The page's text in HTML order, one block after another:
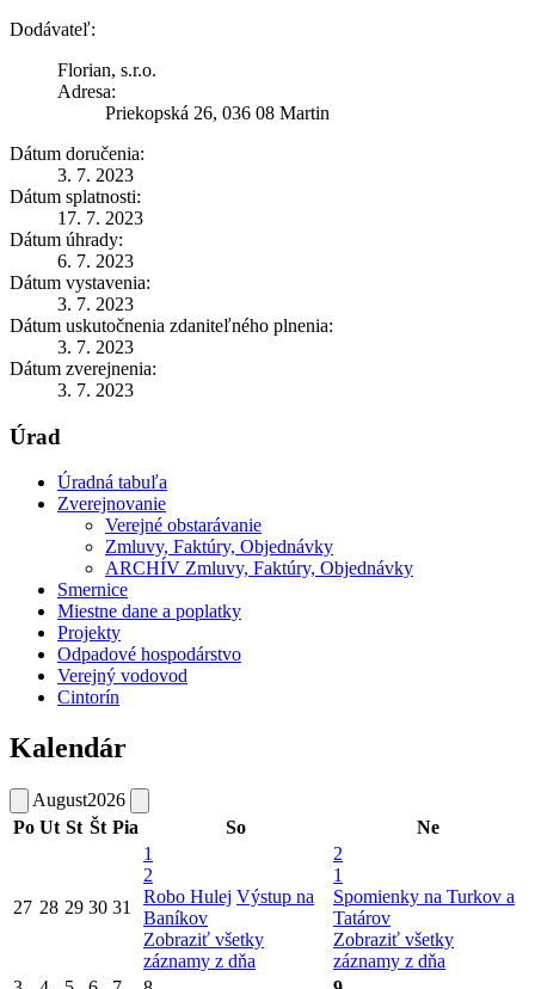
Dodávateľ:
Florian, s.r.o.
Adresa:
Priekopská 26, 036 08 Martin
Dátum doručenia:
3. 7. 2023
Dátum splatnosti:
17. 7. 2023
Dátum úhrady:
6. 7. 2023
Dátum vystavenia:
3. 7. 2023
Dátum uskutočnenia zdaniteľného plnenia:
3. 7. 2023
Dátum zverejnenia:
3. 7. 2023
Úrad
Úradná tabuľa
Zverejnovanie
Verejné obstarávanie
Zmluvy, Faktúry, Objednávky
ARCHÍV Zmluvy, Faktúry, Objednávky
Smernice
Miestne dane a poplatky
Projekty
Odpadové hospodárstvo
Verejný vodovod
Cintorín
Kalendár
August2026
Po Ut St Št Pia So Ne
27 28 29 30 31
1
2
Robo Hulej Výstup na
Baníkov
Zobraziť všetky
záznamy z dňa
2
1
Spomienky na Turkov a
Tatárov
Zobraziť všetky
záznamy z dňa